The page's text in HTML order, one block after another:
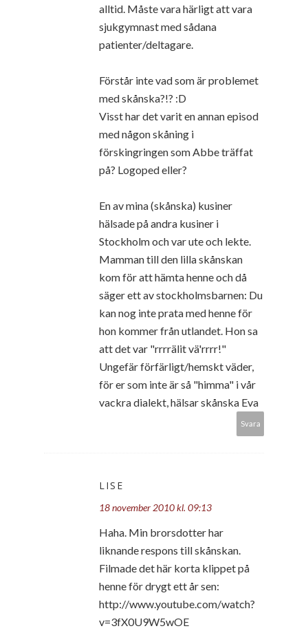
alltid. Måste vara härligt att vara
sjukgymnast med sådana
patienter/deltagare.
Förstår inte vad som är problemet
med skånska?!? :D
Visst har det varit en annan episod
med någon skåning i
förskingringen som Abbe träffat
på? Logoped eller?
En av mina (skånska) kusiner
hälsade på andra kusiner i
Stockholm och var ute och lekte.
Mamman till den lilla skånskan
kom för att hämta henne och då
säger ett av stockholmsbarnen: Du
kan nog inte prata med henne för
hon kommer från utlandet. Hon sa
att det var "rrrrälit vä'rrrr!"
Ungefär förfärligt/hemskt väder,
för er som inte är så "himma" i vår
vackra dialekt, hälsar skånska Eva
Svara
LISE
18 november 2010 kl. 09:13
Haha. Min brorsdotter har
liknande respons till skånskan.
Filmade det här korta klippet på
henne för drygt ett år sen:
http://www.youtube.com/watch?
v=3fX0U9W5wOE